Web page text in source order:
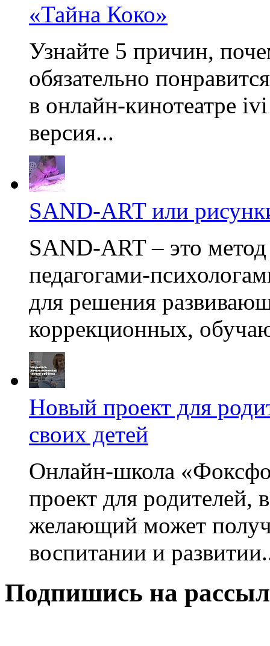
«Тайна Коко»
Узнайте 5 причин,
обязательно
в онлайн-кинотеатре
версия...
SAND-ART или
SAND-ART – это
педагогами-
для решения
коррекционных,
Новый проект для
своих детей
Онлайн-школа
проект для родителей,
желающий может
воспитании и
Подпишись на